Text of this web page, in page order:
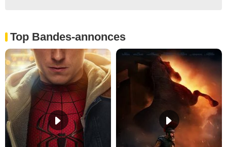
Top Bandes-annonces